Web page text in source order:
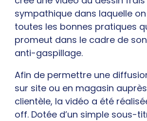
sympathique dans laquelle
toutes les bonnes pratiques
promeut dans le cadre de
anti-gaspillage.
Afin de permettre une
sur site ou en magasin
clientèle, la vidéo a été
off. Dotée d’un simple sous-